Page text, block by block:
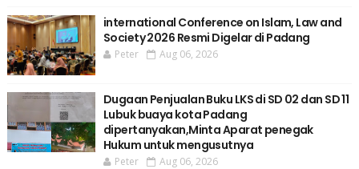
international Conference on Islam, Law and
Society 2026 Resmi Digelar di Padang
Peter Aug 06, 2026
Dugaan Penjualan Buku LKS di SD 02 dan SD 11
Lubuk buaya kota Padang
dipertanyakan,Minta Aparat penegak
Hukum untuk mengusutnya
Peter Aug 06, 2026